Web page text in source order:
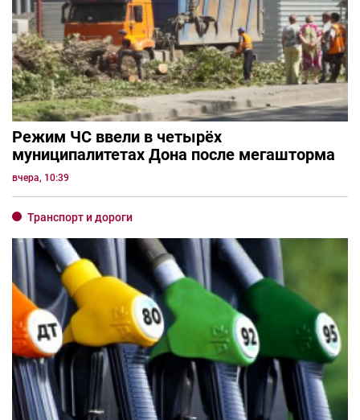
Режим ЧС ввели в четырёх
муниципалитетах Дона после мегашторма
вчера, 10:39
Транспорт и дороги